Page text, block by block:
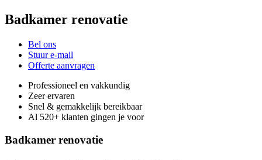
Badkamer renovatie
Bel ons
Stuur e-mail
Offerte aanvragen
Professioneel en vakkundig
Zeer ervaren
Snel & gemakkelijk bereikbaar
Al 520+ klanten gingen je voor
Badkamer renovatie